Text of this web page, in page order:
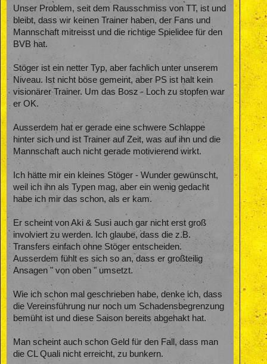
Unser Problem, seit dem Rausschmiss von TT, ist und
bleibt, dass wir keinen Trainer haben, der Fans und
Mannschaft mitreisst und die richtige Spielidee für den
BVB hat.
Stöger ist ein netter Typ, aber fachlich unter unserem
Niveau. Ist nicht böse gemeint, aber PS ist halt kein
visionärer Trainer. Um das Bosz - Loch zu stopfen war
er OK.
Ausserdem hat er gerade eine schwere Schlappe
hinter sich und ist Trainer auf Zeit, was auf ihn und die
Mannschaft auch nicht gerade motivierend wirkt.
Ich hätte mir ein kleines Stöger - Wunder gewünscht,
weil ich ihn als Typen mag, aber ein wenig gedacht
habe ich mir das schon, als er kam.
Er scheint von Aki & Susi auch gar nicht erst groß
involviert zu werden. Ich glaube, dass die z.B.
Transfers einfach ohne Stöger entscheiden.
Ausserdem fühlt es sich so an, dass er großteilig
Ansagen " von oben " umsetzt.
Wie ich schon mal geschrieben habe, denke ich, dass
die Vereinsführung nur noch um Schadensbegrenzung
bemüht ist und diese Saison bereits abgehakt hat.
Man scheint auch schon Geld für den Fall, dass man
die CL Quali nicht erreicht, zu bunkern.